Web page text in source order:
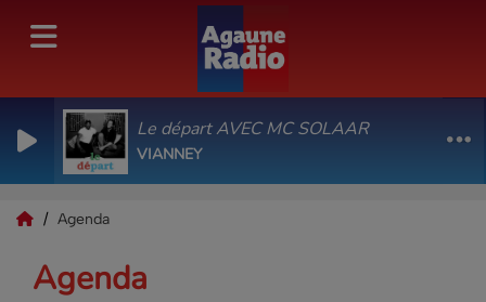
Le départ AVEC MC SOLAAR
VIANNEY
Agenda
Agenda